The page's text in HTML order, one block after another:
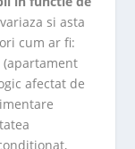
si asta
cum ar fi:
afectat de